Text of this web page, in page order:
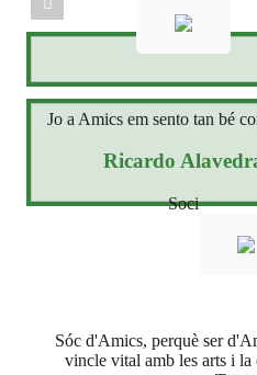
Jo a Amics em sento tan bé
Ricardo
Soci
Sóc d'Amics, perquè ser
vincle vital amb les arts i la